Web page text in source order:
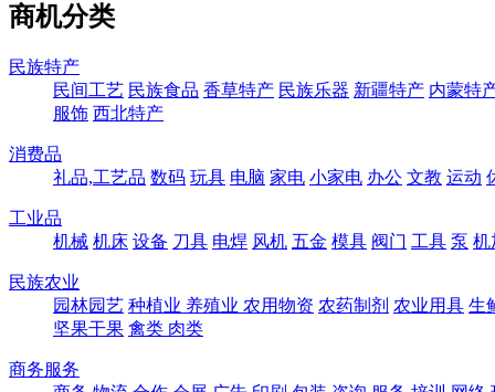
商机分类
民族特产
民间工艺 民族食品 香草特产 民族乐器 新疆特产 内蒙特
服饰 西北特产
消费品
礼品,工艺品 数码 玩具 电脑 家电 小家电 办公 文教 运动
工业品
机械 机床 设备 刀具 电焊 风机 五金 模具 阀门 工具 泵 机
民族农业
园林园艺 种植业 养殖业 农用物资 农药制剂 农业用具 生
坚果干果 禽类 肉类
商务服务